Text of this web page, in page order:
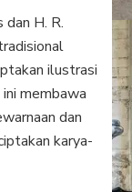
H. R.
ilustrasi
membawa
dan
karya-